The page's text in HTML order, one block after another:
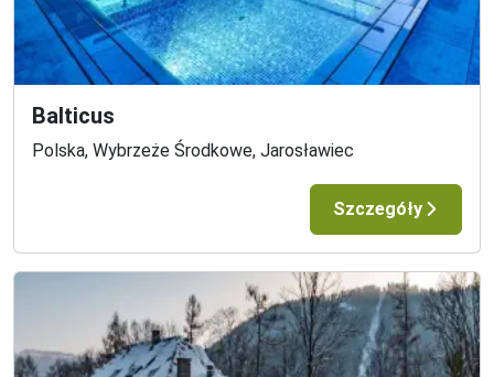
Balticus
Polska, Wybrzeże Środkowe, Jarosławiec
Szczegóły